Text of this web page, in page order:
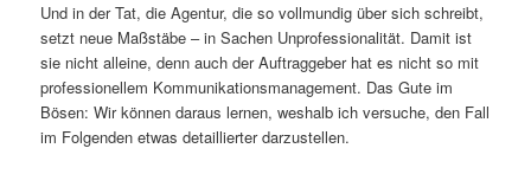
Und in der Tat, die Agentur, die so vollmundig über sich schreibt,
setzt neue Maßstäbe – in Sachen Unprofessionalität. Damit ist
sie nicht alleine, denn auch der Auftraggeber hat es nicht so mit
professionellem Kommunikationsmanagement. Das Gute im
Bösen: Wir können daraus lernen, weshalb ich versuche, den Fall
im Folgenden etwas detaillierter darzustellen.